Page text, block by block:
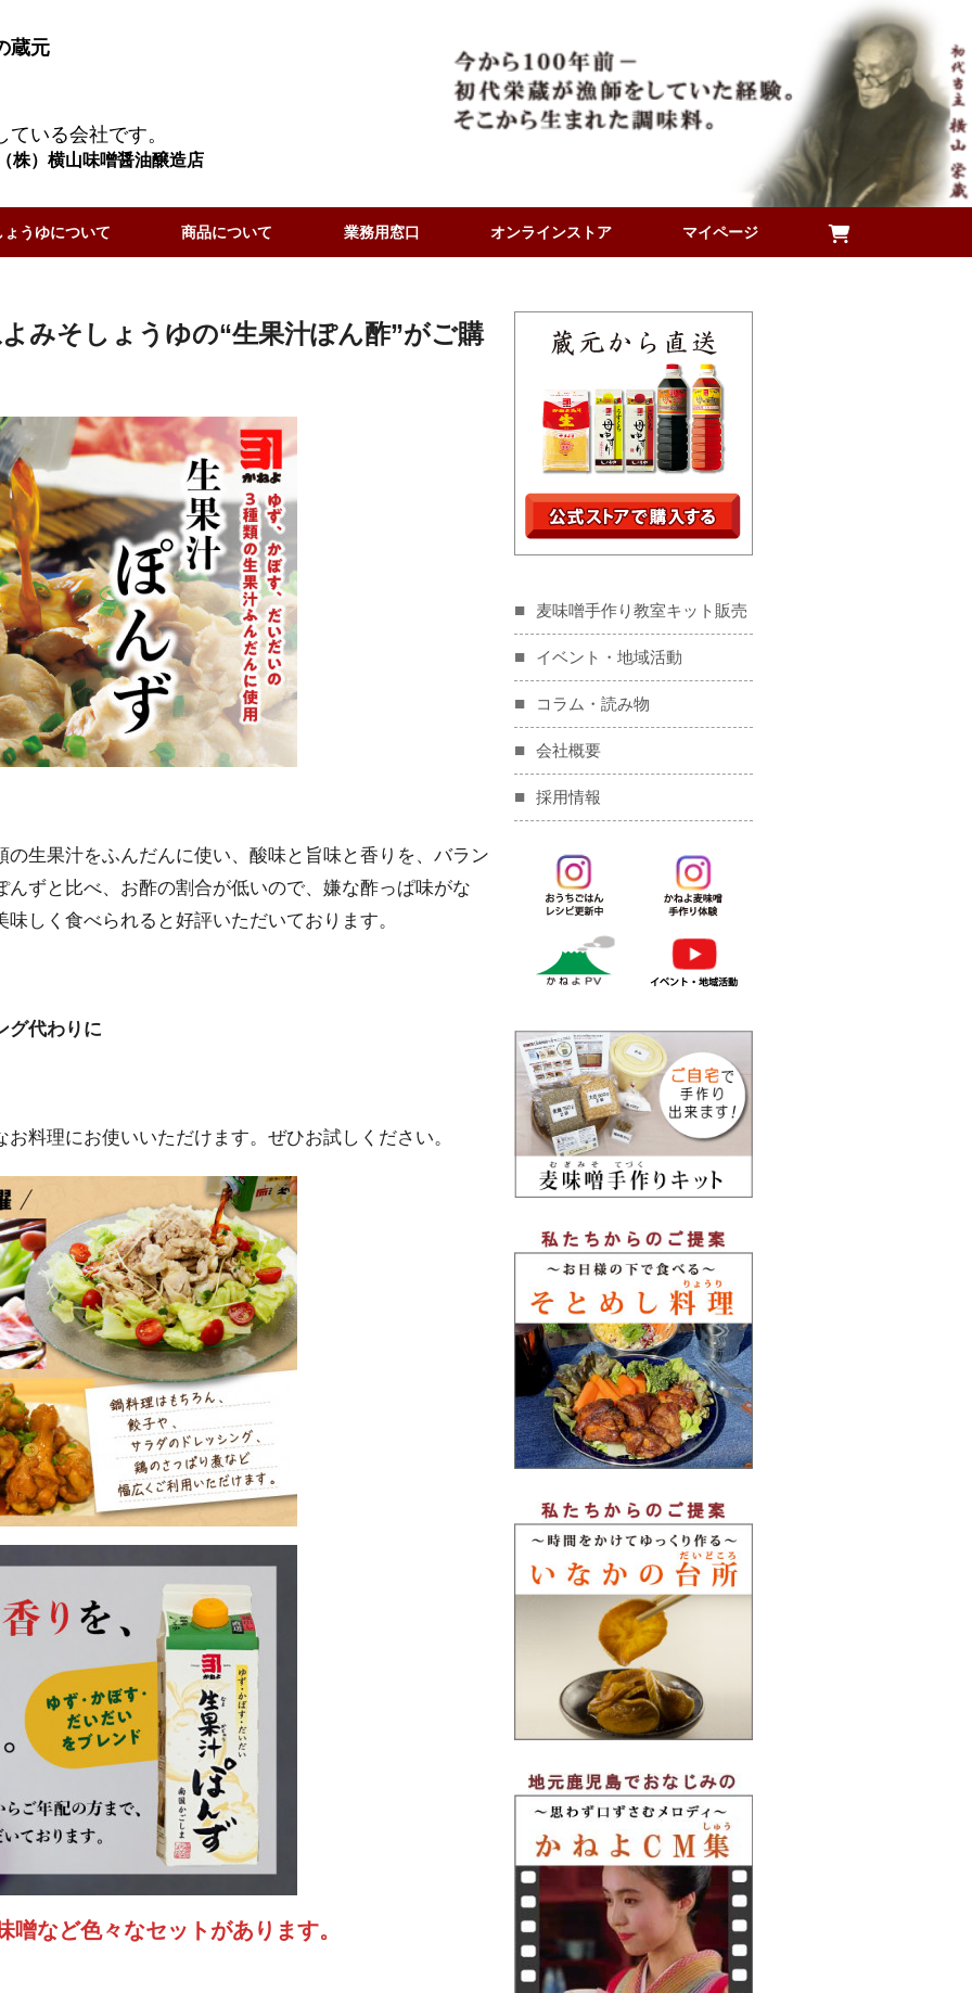
蔵元
いる会社です。
株）横山味噌醤油醸造店
うゆについて 商品について 業務用窓口 オンラインストア マイページ
みそしょうゆの“生果汁ぽん酢”がご購
生果汁をふんだんに使い、酸味と旨味と香りを、バラン
ずと比べ、お酢の割合が低いので、嫌な酢っぱ味がな
しく食べられると好評いただいております。
グ代わりに
料理にお使いいただけます。ぜひお試しください。
など色々なセットがあります。
麦味噌手作り教室キット販売
イベント・地域活動
コラム・読み物
会社概要
採用情報